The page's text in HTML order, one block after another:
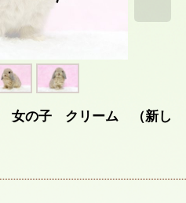
女の子 クリーム （新し